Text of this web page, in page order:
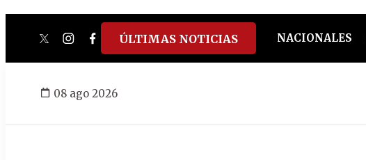
twitterinstagram
facebook
tiktokyoutube
spotify
ÚLTIMAS NOTICIAS NACIONALES
08 ago 2026